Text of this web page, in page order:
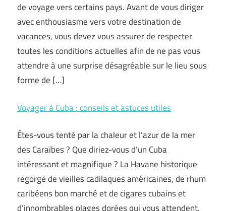
de voyage vers certains pays. Avant de vous diriger
avec enthousiasme vers votre destination de
vacances, vous devez vous assurer de respecter
toutes les conditions actuelles afin de ne pas vous
attendre à une surprise désagréable sur le lieu sous
forme de […]
Voyager à Cuba : conseils et astuces utiles
Êtes-vous tenté par la chaleur et l’azur de la mer
des Caraïbes ? Que diriez-vous d’un Cuba
intéressant et magnifique ? La Havane historique
regorge de vieilles cadilaques américaines, de rhum
caribéens bon marché et de cigares cubains et
d’innombrables plages dorées qui vous attendent.